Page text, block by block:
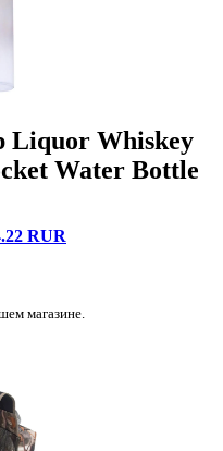
Liquor Whiskey
Water Bottle
RUR
магазине.